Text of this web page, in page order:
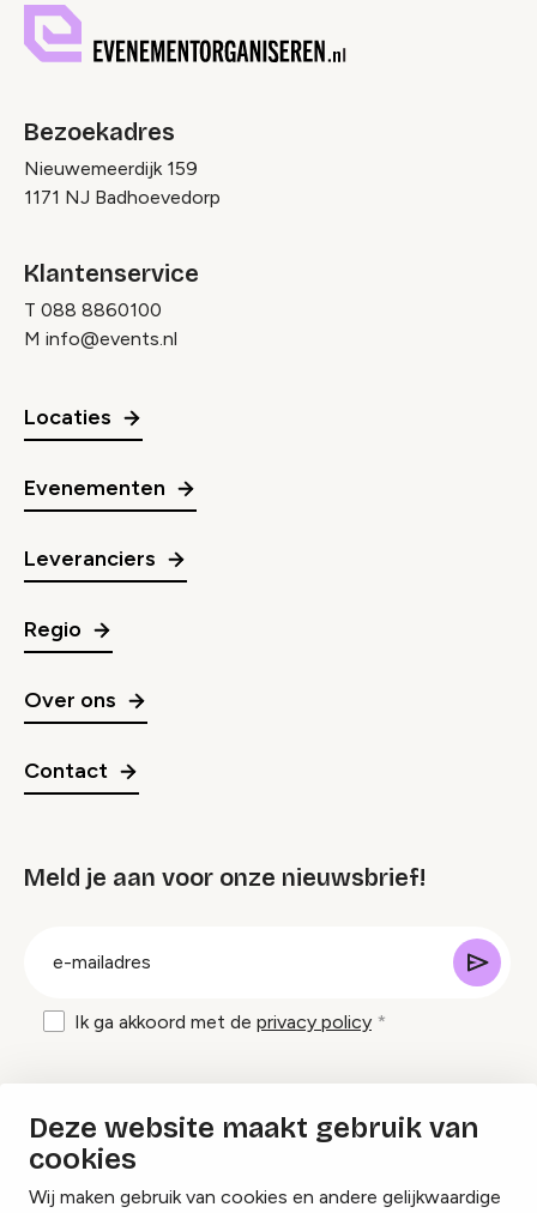
Deze website maakt gebruik van
cookies
Wij maken gebruik van cookies en andere gelijkwaardige
Bezoekadres
Nieuwemeerdijk 159
1171 NJ Badhoevedorp
Klantenservice
T 088 8860100
M info@events.nl
Locaties
Evenementen
Leveranciers
Regio
Over ons
Contact
Meld je aan voor onze nieuwsbrief!
Ik ga akkoord met de privacy policy
Inspiratie en tips om evenementen te
organiseren?
Lees onze inspiratieblogs